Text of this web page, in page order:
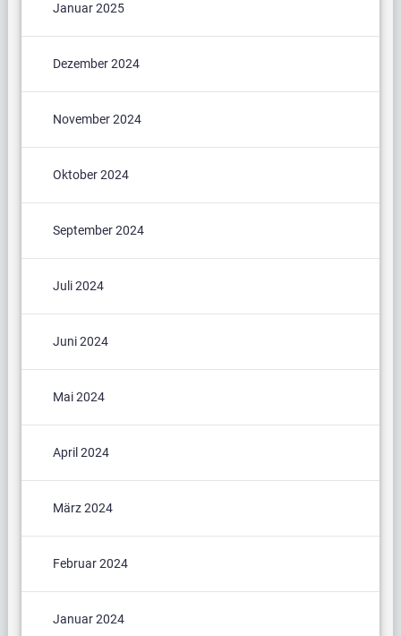
Januar 2025
Dezember 2024
November 2024
Oktober 2024
September 2024
Juli 2024
Juni 2024
Mai 2024
April 2024
März 2024
Februar 2024
Januar 2024